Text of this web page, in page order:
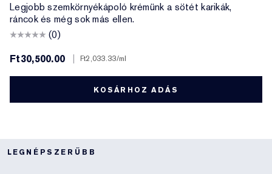
Legjobb szemkörnyékápoló krémünk a sötét karikák,
ráncok és még sok más ellen.
(0)
Ft30,500.00
Ft2,033.33/ml
KOSÁRHOZ ADÁS
LEGNÉPSZERŰBB